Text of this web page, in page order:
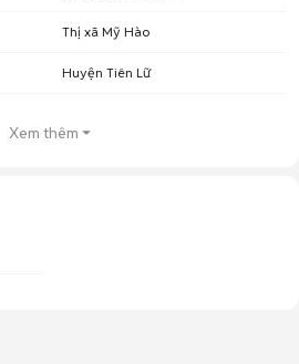
Thị xã Mỹ Hào
Huyện Tiên Lữ
Xem thêm